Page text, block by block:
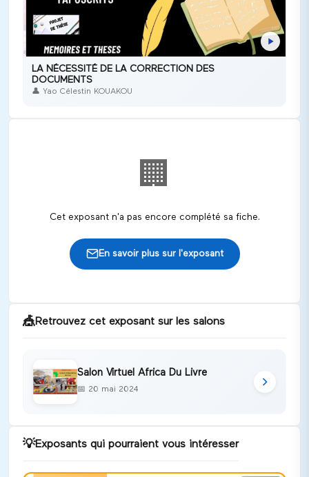
LA NÉCESSITÉ DE LA CORRECTION DES
DOCUMENTS
👤 Yao Célestin KOUAKOU
🏢
Cet exposant n'a pas encore complété sa fiche.
En savoir plus sur l'exposant
🎪Retrouvez cet exposant sur les salons
Salon Virtuel Africa Du Livre
📅 20 mai 2024
💡Exposants qui pourraient vous intéresser